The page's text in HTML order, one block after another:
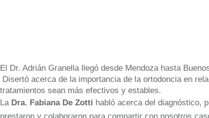
El Dr. Adrián Granella llegó desde Mendoza hasta
Disertó acerca de la importancia de la ortodoncia en
tratamientos sean más efectivos y estables.
La Dra. Fabiana De Zotti habló acerca del diagnóstico,